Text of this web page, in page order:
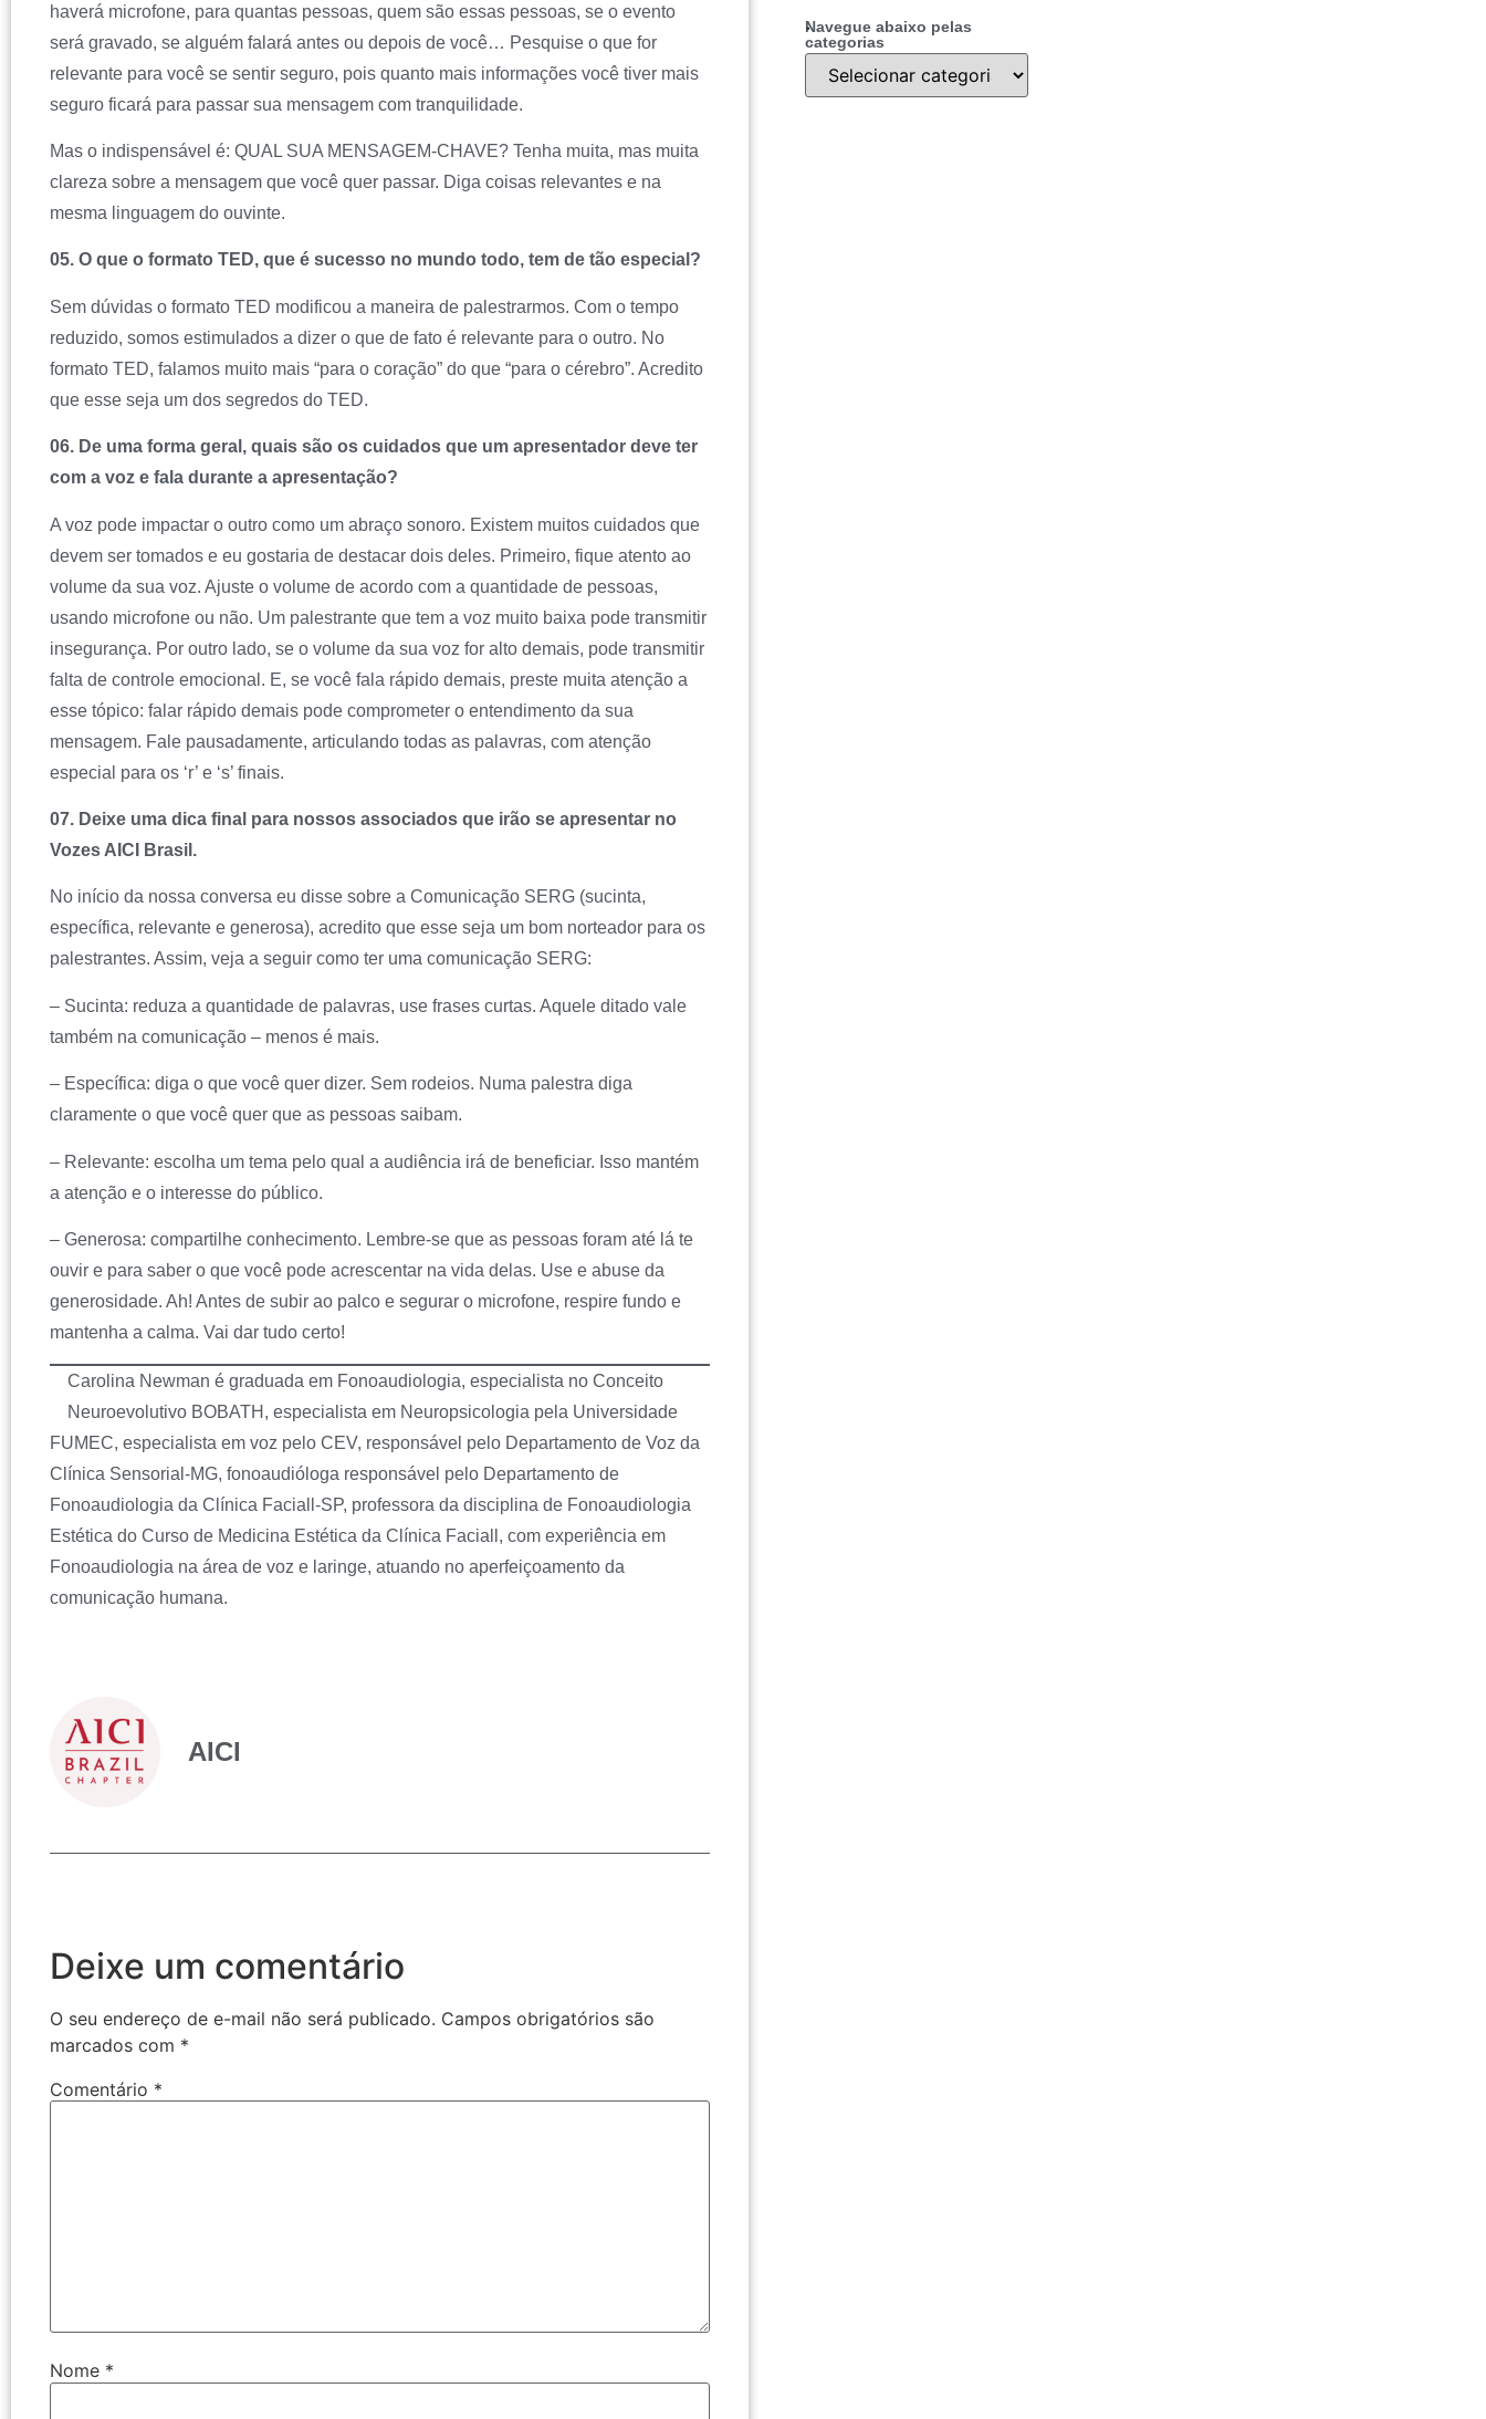
haverá microfone, para quantas pessoas, quem são essas pessoas, se o evento
será gravado, se alguém falará antes ou depois de você… Pesquise o que for
relevante para você se sentir seguro, pois quanto mais informações você tiver mais
seguro ficará para passar sua mensagem com tranquilidade.
Mas o indispensável é: QUAL SUA MENSAGEM-CHAVE? Tenha muita, mas muita
clareza sobre a mensagem que você quer passar. Diga coisas relevantes e na
mesma linguagem do ouvinte.
05. O que o formato TED, que é sucesso no mundo todo, tem de tão especial?
Sem dúvidas o formato TED modificou a maneira de palestrarmos. Com o tempo
reduzido, somos estimulados a dizer o que de fato é relevante para o outro. No
formato TED, falamos muito mais “para o coração” do que “para o cérebro”. Acredito
que esse seja um dos segredos do TED.
06. De uma forma geral, quais são os cuidados que um apresentador deve ter
com a voz e fala durante a apresentação?
A voz pode impactar o outro como um abraço sonoro. Existem muitos cuidados que
devem ser tomados e eu gostaria de destacar dois deles. Primeiro, fique atento ao
volume da sua voz. Ajuste o volume de acordo com a quantidade de pessoas,
usando microfone ou não. Um palestrante que tem a voz muito baixa pode transmitir
insegurança. Por outro lado, se o volume da sua voz for alto demais, pode transmitir
falta de controle emocional. E, se você fala rápido demais, preste muita atenção a
esse tópico: falar rápido demais pode comprometer o entendimento da sua
mensagem. Fale pausadamente, articulando todas as palavras, com atenção
especial para os ‘r’ e ‘s’ finais.
07. Deixe uma dica final para nossos associados que irão se apresentar no
Vozes AICI Brasil.
No início da nossa conversa eu disse sobre a Comunicação SERG (sucinta,
específica, relevante e generosa), acredito que esse seja um bom norteador para os
palestrantes. Assim, veja a seguir como ter uma comunicação SERG:
– Sucinta: reduza a quantidade de palavras, use frases curtas. Aquele ditado vale
também na comunicação – menos é mais.
– Específica: diga o que você quer dizer. Sem rodeios. Numa palestra diga
claramente o que você quer que as pessoas saibam.
– Relevante: escolha um tema pelo qual a audiência irá de beneficiar. Isso mantém
a atenção e o interesse do público.
– Generosa: compartilhe conhecimento. Lembre-se que as pessoas foram até lá te
ouvir e para saber o que você pode acrescentar na vida delas. Use e abuse da
generosidade. Ah! Antes de subir ao palco e segurar o microfone, respire fundo e
mantenha a calma. Vai dar tudo certo!
Carolina Newman é graduada em Fonoaudiologia, especialista no Conceito
Neuroevolutivo BOBATH, especialista em Neuropsicologia pela Universidade
FUMEC, especialista em voz pelo CEV, responsável pelo Departamento de Voz da
Clínica Sensorial-MG, fonoaudióloga responsável pelo Departamento de
Fonoaudiologia da Clínica Faciall-SP, professora da disciplina de Fonoaudiologia
Estética do Curso de Medicina Estética da Clínica Faciall, com experiência em
Fonoaudiologia na área de voz e laringe, atuando no aperfeiçoamento da
comunicação humana.
AICI
Deixe um comentário
O seu endereço de e-mail não será publicado. Campos obrigatórios são
marcados com *
Comentário *
Nome *
Navegue abaixo pelas
categorias
.